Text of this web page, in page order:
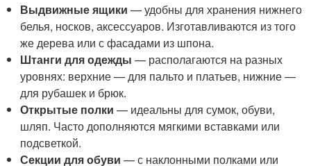
Выдвижные ящики — удобны для хранения нижнего
белья, носков, аксессуаров. Изготавливаются из того
же дерева или с фасадами из шпона.
Штанги для одежды — располагаются на разных
уровнях: верхние — для пальто и платьев, нижние —
для рубашек и брюк.
Открытые полки — идеальны для сумок, обуви,
шляп. Часто дополняются мягкими вставками или
подсветкой.
Секции для обуви — с наклонными полками или